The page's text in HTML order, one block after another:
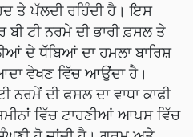
ਤੇ ਪੱਲਦੀ ਰਹਿੰਦੀ ਹੈ। ਇਸ
ਬੀ ਟੀ ਨਰਮੇ ਦੀ ਭਾਰੀ ਫ਼ਸਲ ਤੇ
ਦੇ ਧੱੱਬਿਆਂ ਦਾ ਹਮਲਾ ਬਾਰਿਸ਼
ਵੇਖਣ ਵਿੱਚ ਆਉਂਦਾ ਹੈ।
ਨਰਮੇਂ ਦੀ ਫਸਲ ਦਾ ਵਾਧਾ ਕਾਫੀ
ਵਿੱਚ ਟਾਹਣੀਆਂ ਆਪਸ ਵਿੱਚ